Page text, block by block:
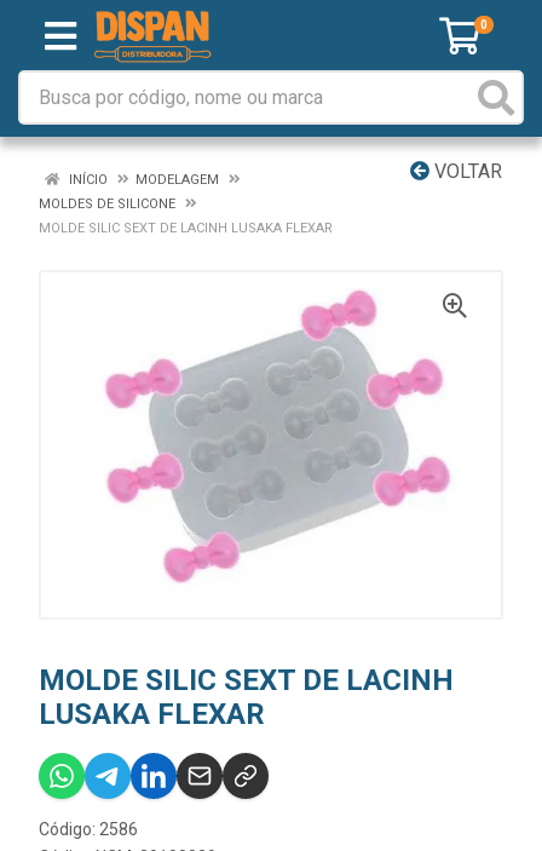
0
VOLTAR
INÍCIO
MODELAGEM
MOLDES DE SILICONE
MOLDE SILIC SEXT DE LACINH LUSAKA FLEXAR
MOLDE SILIC SEXT DE LACINH
LUSAKA FLEXAR
Código: 2586